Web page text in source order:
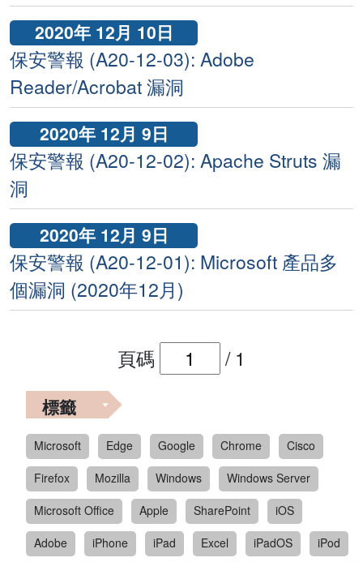
2020年 12月 10日
保安警報 (A20-12-03): Adobe
Reader/Acrobat 漏洞
2020年 12月 9日
保安警報 (A20-12-02): Apache Struts 漏
洞
2020年 12月 9日
保安警報 (A20-12-01): Microsoft 產品多
個漏洞 (2020年12月)
頁碼 / 1
標籤
Microsoft Edge Google Chrome
Cisco
Firefox
Mozilla Windows
Windows Server
Microsoft Office
Apple SharePoint
iOS
Adobe
iPhone iPad Excel iPadOS
iPod